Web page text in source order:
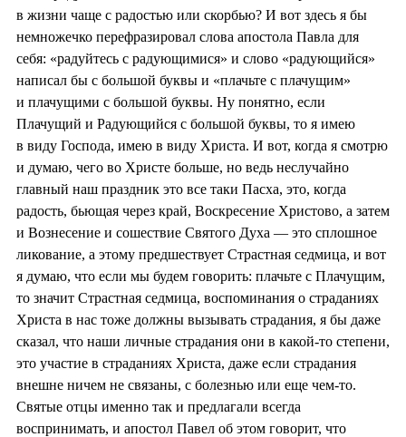
в жизни чаще с радостью или скорбью? И вот здесь я бы
немножечко перефразировал слова апостола Павла для
себя: «радуйтесь с радующимися» и слово «радующийся»
написал бы с большой буквы и «плачьте с плачущим»
и плачущими с большой буквы. Ну понятно, если
Плачущий и Радующийся с большой буквы, то я имею
в виду Господа, имею в виду Христа. И вот, когда я смотрю
и думаю, чего во Христе больше, но ведь неслучайно
главный наш праздник это все таки Пасха, это, когда
радость, бьющая через край, Воскресение Христово, а затем
и Вознесение и сошествие Святого Духа — это сплошное
ликование, а этому предшествует Страстная седмица, и вот
я думаю, что если мы будем говорить: плачьте с Плачущим,
то значит Страстная седмица, воспоминания о страданиях
Христа в нас тоже должны вызывать страдания, я бы даже
сказал, что наши личные страдания они в какой-то степени,
это участие в страданиях Христа, даже если страдания
внешне ничем не связаны, с болезнью или еще чем-то.
Святые отцы именно так и предлагали всегда
воспринимать, и апостол Павел об этом говорит, что